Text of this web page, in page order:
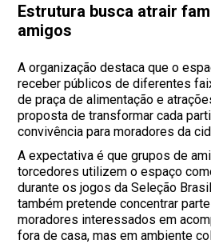
Estrutura busca atrair
amigos
A organização destaca que o
receber públicos de diferentes
de praça de alimentação e
proposta de transformar cada
convivência para moradores da
A expectativa é que grupos de
torcedores utilizem o espaço
durante os jogos da Seleção
também pretende concentrar
moradores interessados em
fora de casa, mas em ambiente